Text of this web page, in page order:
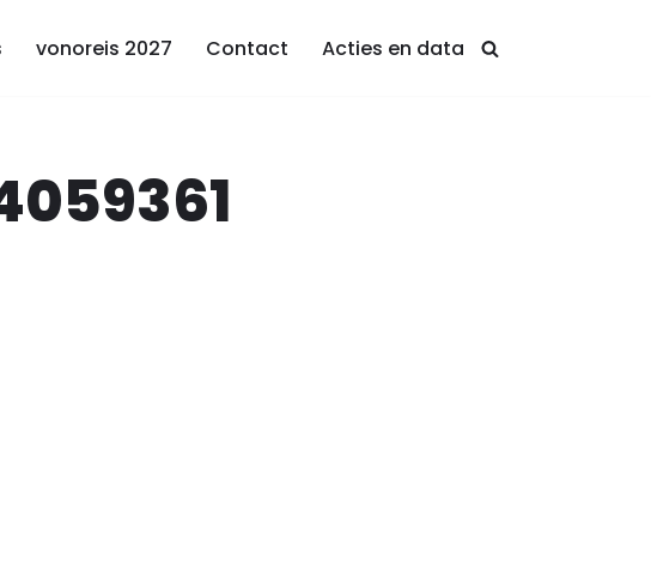
vonoreis 2027 Contact Acties en data